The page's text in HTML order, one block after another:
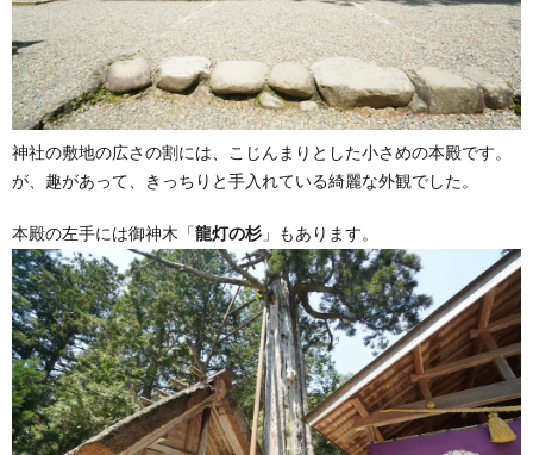
神社の敷地の広さの割には、こじんまりとした小さめの本殿です。
が、趣があって、きっちりと手入れている綺麗な外観でした。
本殿の左手には御神木「 龍灯の杉 」もあります。